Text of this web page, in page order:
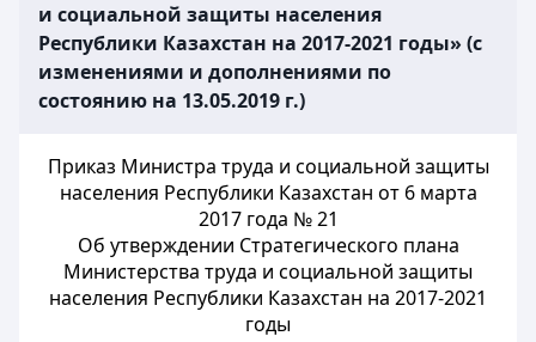
и социальной защиты населения
Республики Казахстан на 2017-2021 годы» (с
изменениями и дополнениями по
состоянию на 13.05.2019 г.)
Приказ Министра труда и социальной защиты
населения Республики Казахстан от 6 марта
2017 года № 21
Об утверждении Стратегического плана
Министерства труда и социальной защиты
населения Республики Казахстан на 2017-2021
годы